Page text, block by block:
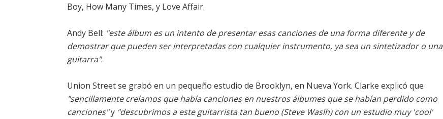
Boy, How Many Times, y Love Affair.
Andy Bell: "este álbum es un intento de presentar esas canciones de una forma diferente y de
demostrar que pueden ser interpretadas con cualquier instrumento, ya sea un sintetizador o una
guitarra".
Union Street se grabó en un pequeño estudio de Brooklyn, en Nueva York. Clarke explicó que
"sencillamente creíamos que había canciones en nuestros álbumes que se habían perdido como
canciones"y "descubrimos a este guitarrista tan bueno (Steve Waslh) con un estudio muy 'cool'